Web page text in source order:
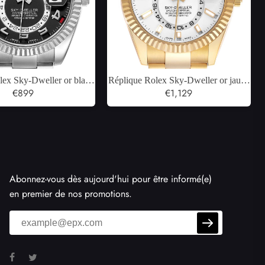
Sky-Dweller or blanc
montre pour hommes
€899
Réplique Rolex Sky-Dweller or jaune
cadran blanc montre automatique pour
€1,129
Abonnez-vous dès aujourd'hui pour être informé(e)
en premier de nos promotions.